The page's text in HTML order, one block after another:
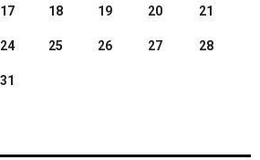
17 18 19 20 21
24 25 26 27 28
31